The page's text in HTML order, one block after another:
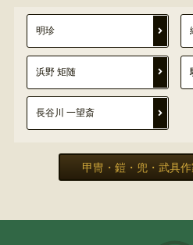
明珍
浜野 矩随
長谷川 一望斎
甲冑・鎧・兜・武具